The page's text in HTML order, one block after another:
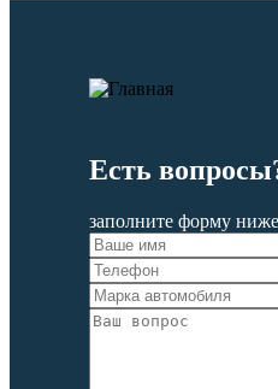
Есть
заполните форму